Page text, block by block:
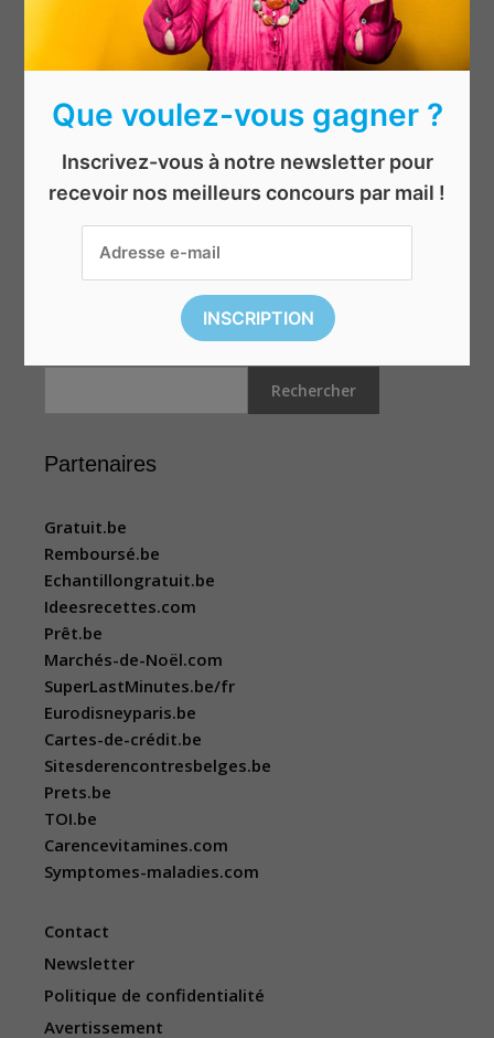
Jeux & jouets
Mis en avant
Shopping
Top concours
Voyages
Rechercher
Partenaires
Gratuit.be
Remboursé.be
Echantillongratuit.be
Ideesrecettes.com
Prêt.be
Marchés-de-Noël.com
SuperLastMinutes.be/fr
Eurodisneyparis.be
Cartes-de-crédit.be
Sitesderencontresbelges.be
Prets.be
TOI.be
Carencevitamines.com
Symptomes-maladies.com
Contact
Newsletter
Politique de confidentialité
Avertissement
Que voulez-vous gagner ?
Inscrivez-vous à notre newsletter pour
recevoir nos meilleurs concours par mail !